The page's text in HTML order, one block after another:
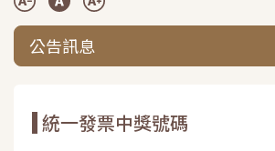
公告訊息
統一發票中獎號碼